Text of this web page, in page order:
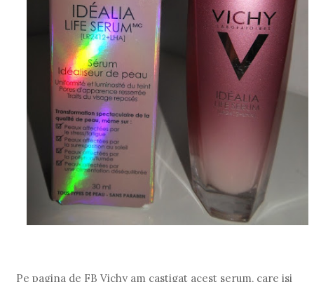
Pe pagina de FB Vichy am castigat acest serum, care isi